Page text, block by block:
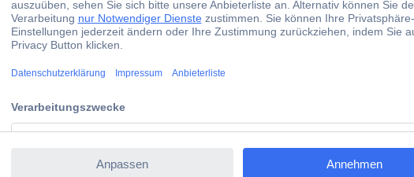
Astkettensäge GE-PS 18/15 Li BL Solo und PXC-Starter-Kit 18V 4 Ah